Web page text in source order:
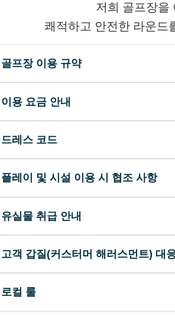
저희 골프장을
쾌적하고 안전한 라운드
골프장 이용 규약
이용 요금 안내
드레스 코드
플레이 및 시설 이용 시 협조 사항
유실물 취급 안내
고객 갑질(커스터머 해러스먼트) 대
로컬 룰